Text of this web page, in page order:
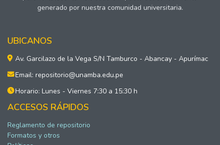
generado por nuestra comunidad universitaria.
UBICANOS
Av. Garcilazo de la Vega S/N Tamburco - Abancay - Apurímac
Email: repositorio@unamba.edu.pe
Horario: Lunes - Viernes 7:30 a 15:30 h
ACCESOS RÁPIDOS
Reglamento de repositorio
Formatos y otros